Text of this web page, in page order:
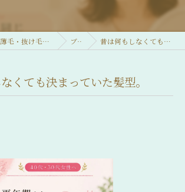
大阪の薄毛なら薄毛・抜け毛専門の鍼灸治療院 レメディ ブログ 昔は何もしなくても決まっていた髪型。
くても決まっていた髪型。